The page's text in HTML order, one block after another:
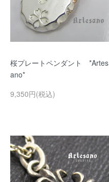
桜プレートペンダント *Artes
ano*
9,350円(税込)